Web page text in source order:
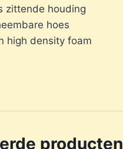
zittende houding
hoes
high density foam
producten